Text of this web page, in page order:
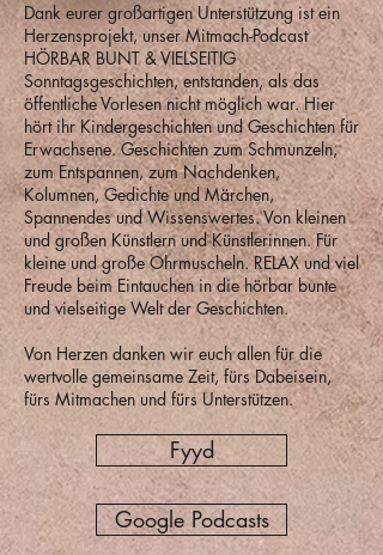
Dank eurer großartigen Unterstützung ist ein
Herzensprojekt, unser Mitmach-Podcast
HÖRBAR BUNT & VIELSEITIG
Sonntagsgeschichten, entstanden, als das
öffentliche Vorlesen nicht möglich war. Hier
hört ihr Kindergeschichten und Geschichten für
Erwachsene. Geschichten zum Schmunzeln,
zum Entspannen, zum Nachdenken,
Kolumnen, Gedichte und Märchen,
Spannendes und Wissenswertes. Von kleinen
und großen Künstlern und Künstlerinnen. Für
kleine und große Ohrmuscheln. RELAX und viel
Freude beim Eintauchen in die hörbar bunte
und vielseitige Welt der Geschichten.
Von Herzen danken wir euch allen für die
wertvolle gemeinsame Zeit, fürs Dabeisein,
fürs Mitmachen und fürs Unterstützen.
Fyyd
Google Podcasts